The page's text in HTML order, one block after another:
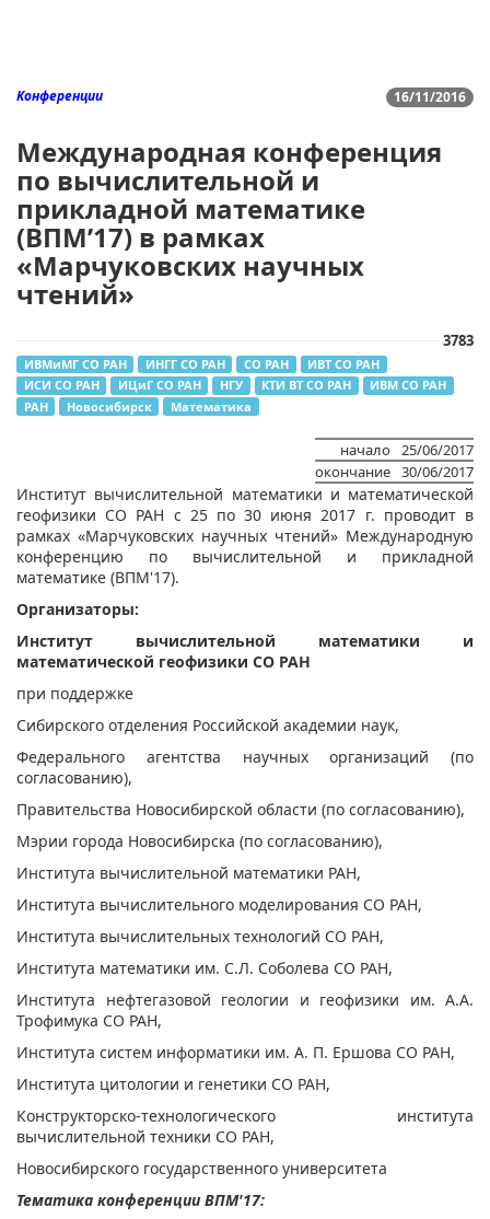
16/11/2016
Конференции
Международная конференция
по вычислительной и
прикладной математике
(ВПМ’17) в рамках
«Марчуковских научных
чтений»
3783
ИВМиМГ СО РАН ИНГГ СО РАН СО РАН
ИВТ СО РАН
ИСИ СО РАН
ИЦиГ СО РАН НГУ КТИ ВТ СО РАН
ИВМ СО РАН
РАН
Новосибирск Математика
начало 25/06/2017
окончание 30/06/2017
​​Институт вычислительной математики и математической
геофизики СО РАН с 25 по 30 июня 2017 г. проводит в
рамках «Марчуковских научных чтений» Международную
конференцию по вычислительной и прикладной
математике (ВПМ'17).
Организаторы:
Институт вычислительной математики
и
математической геофизики СО РАН
при поддержке
Сибирского отделения Российской академии наук,
Федерального агентства научных организаций (по
согласованию),
Правительства Новосибирской области (по согласованию),
Мэрии города Новосибирска (по согласованию),
Института вычислительной математики РАН,
Института вычислительного моделирования СО РАН,
Института вычислительных технологий СО РАН,
Института математики им. C.Л. Соболева СО РАН,
Института нефтегазовой геологии и геофизики им. А.А.
Трофимука СО РАН,
Института систем информатики им. А. П. Ершова СО РАН,
Института цитологии и генетики СО РАН,
Конструкторско-технологического института
вычислительной техники СО РАН,
Новосибирского государственного университета
Тематика конференцииВПМ'17: